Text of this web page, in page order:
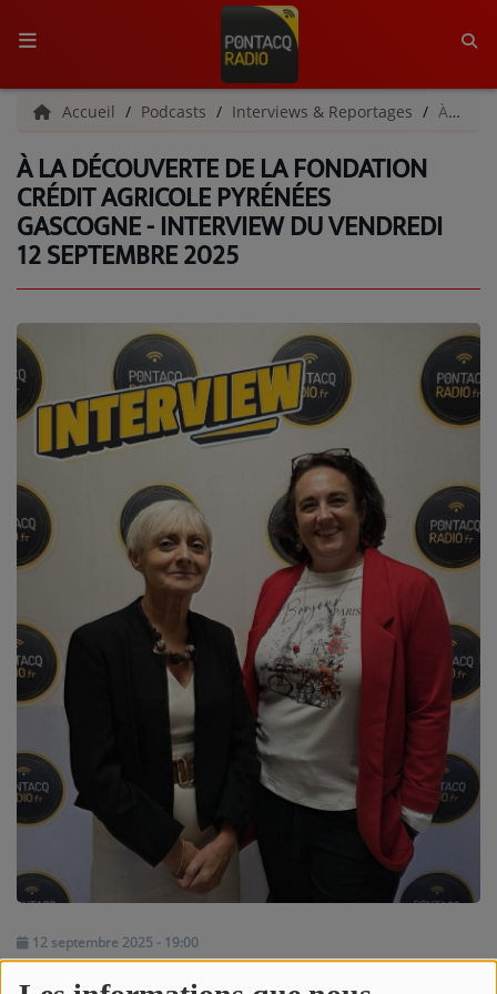
ACCUEIL
RADIO
QUI SOMMES-NOUS ?
L'ÉQUIPE
C'ÉTAIT QUOI CE TITRE ?
MÉDIAS
NOS PROGRAMMES COURTS
ARCHIVES - SAISONS PASSÉES
VOS ÉMISSIONS EN IMAGES
PHOTOS
ANNONCEURS & ESPACE PRO
VOTRE PUBLICITÉ SUR PONTACQ RADIO
LOCATION DE STUDIOS
ÉDUCATION AUX MÉDIAS ET À
L'INFORMATION
ÉCOUTEZ LES PRODUCTIONS
Accueil Podcasts Interviews & Reportages À la découverte de la Fondation Crédit Agricole Pyrénées Gascogne - Interview du vendredi 12 septembre 2025
À LA DÉCOUVERTE DE LA FONDATION
CRÉDIT AGRICOLE PYRÉNÉES
GASCOGNE - INTERVIEW DU VENDREDI
12 SEPTEMBRE 2025
12 septembre 2025 - 19:00